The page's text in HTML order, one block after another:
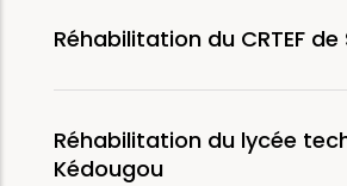
Réhabilitation du CRTEF de
Réhabilitation du lycée
Kédougou